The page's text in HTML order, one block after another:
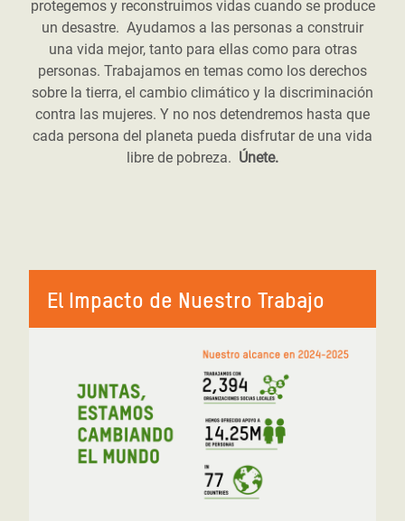
protegemos y reconstruimos vidas cuando se produce
un desastre. Ayudamos a las personas a construir
una vida mejor, tanto para ellas como para otras
personas. Trabajamos en temas como los derechos
sobre la tierra, el cambio climático y la discriminación
contra las mujeres. Y no nos detendremos hasta que
cada persona del planeta pueda disfrutar de una vida
libre de pobreza. Únete.
El Impacto de Nuestro Trabajo